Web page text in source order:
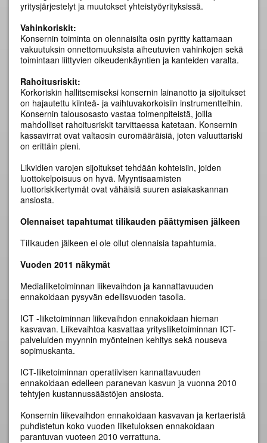
yritysjärjestelyt ja muutokset yhteistyöyrityksissä.
Vahinkoriskit:
Konsernin toiminta on olennaisilta osin pyritty kattamaan
vakuutuksin onnettomuuksista aiheutuvien vahinkojen sekä
toimintaan liittyvien oikeudenkäyntien ja kanteiden varalta.
Rahoitusriskit:
Korkoriskin hallitsemiseksi konsernin lainanotto ja sijoitukset
on hajautettu kiinteä- ja vaihtuvakorkoisiin instrumentteihin.
Konsernin talousosasto vastaa toimenpiteistä, joilla
mahdolliset rahoitusriskit tarvittaessa katetaan. Konsernin
kassavirrat ovat valtaosin euromääräisiä, joten valuuttariski
on erittäin pieni.
Likvidien varojen sijoitukset tehdään kohteisiin, joiden
luottokelpoisuus on hyvä. Myyntisaamisten
luottoriskikertymät ovat vähäisiä suuren asiakaskannan
ansiosta.
Olennaiset tapahtumat tilikauden päättymisen jälkeen
Tilikauden jälkeen ei ole ollut olennaisia tapahtumia.
Vuoden 2011 näkymät
Medialiiketoiminnan liikevaihdon ja kannattavuuden
ennakoidaan pysyvän edellisvuoden tasolla.
ICT -liiketoiminnan liikevaihdon ennakoidaan hieman
kasvavan. Liikevaihtoa kasvattaa yritysliiketoiminnan ICT-
palveluiden myynnin myönteinen kehitys sekä nouseva
sopimuskanta.
ICT-liiketoiminnan operatiivisen kannattavuuden
ennakoidaan edelleen paranevan kasvun ja vuonna 2010
tehtyjen kustannussäästöjen ansiosta.
Konsernin liikevaihdon ennakoidaan kasvavan ja kertaeristä
puhdistetun koko vuoden liiketuloksen ennakoidaan
parantuvan vuoteen 2010 verrattuna.